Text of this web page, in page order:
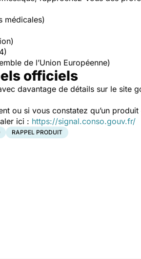
médicales)
de l’Union Européenne)
officiels
davantage de détails sur le site
ou si vous constatez qu’un
ici : https://signal.conso.gouv.fr/
RAPPEL PRODUIT